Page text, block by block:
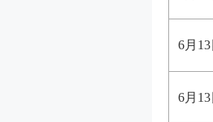
6月13
6月13